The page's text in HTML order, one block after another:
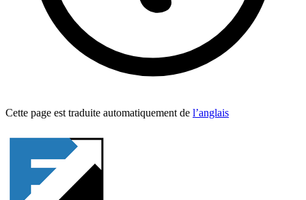
Cette page est traduite automa­tique­ment de l’anglais